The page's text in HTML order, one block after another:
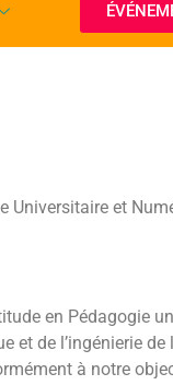
et
en Pédagogie
et de l’ingénierie
à notre